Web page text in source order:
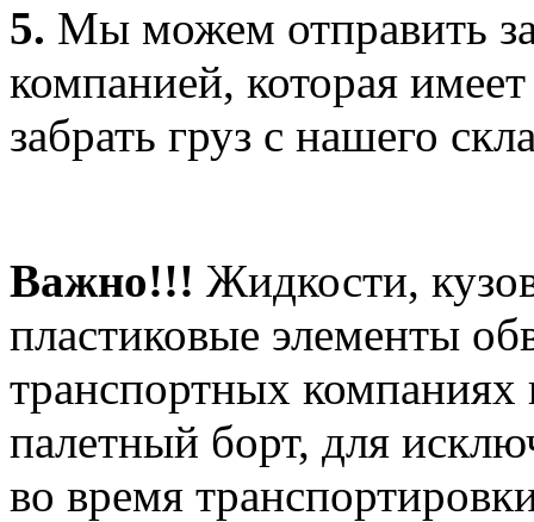
5. Мы можем отправить
компанией, которая
забрать груз с нашего
Важно!!! Жидкости,
пластиковые элементы
транспортных
палетный борт, для
во время